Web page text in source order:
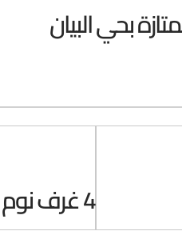
بحي البيان
4 غرف نوم